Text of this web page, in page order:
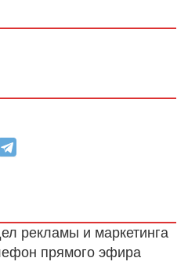
рекламы и маркетинга
прямого эфира